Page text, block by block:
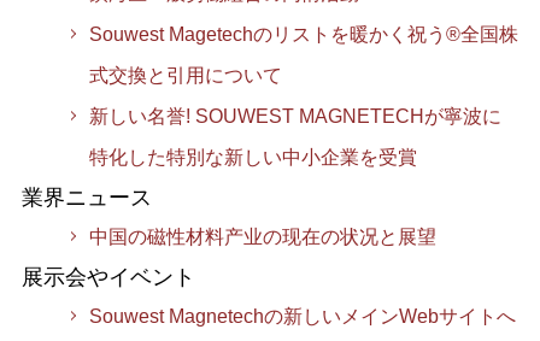
Souwest Magetechのリストを暖かく祝う®全国株
式交換と引用について
新しい名誉! SOUWEST MAGNETECHが寧波に
特化した特別な新しい中小企業を受賞
業界ニュース
中国の磁性材料产业の现在の状况と展望
展示会やイベント
Souwest Magnetechの新しいメインWebサイトへ